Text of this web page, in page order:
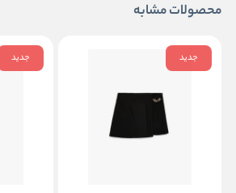
محصولات مشابه
جدید جدید